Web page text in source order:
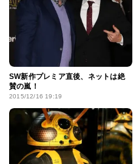
SW新作プレミア直後、ネットは絶
賛の嵐！
2015/12/16 19:19